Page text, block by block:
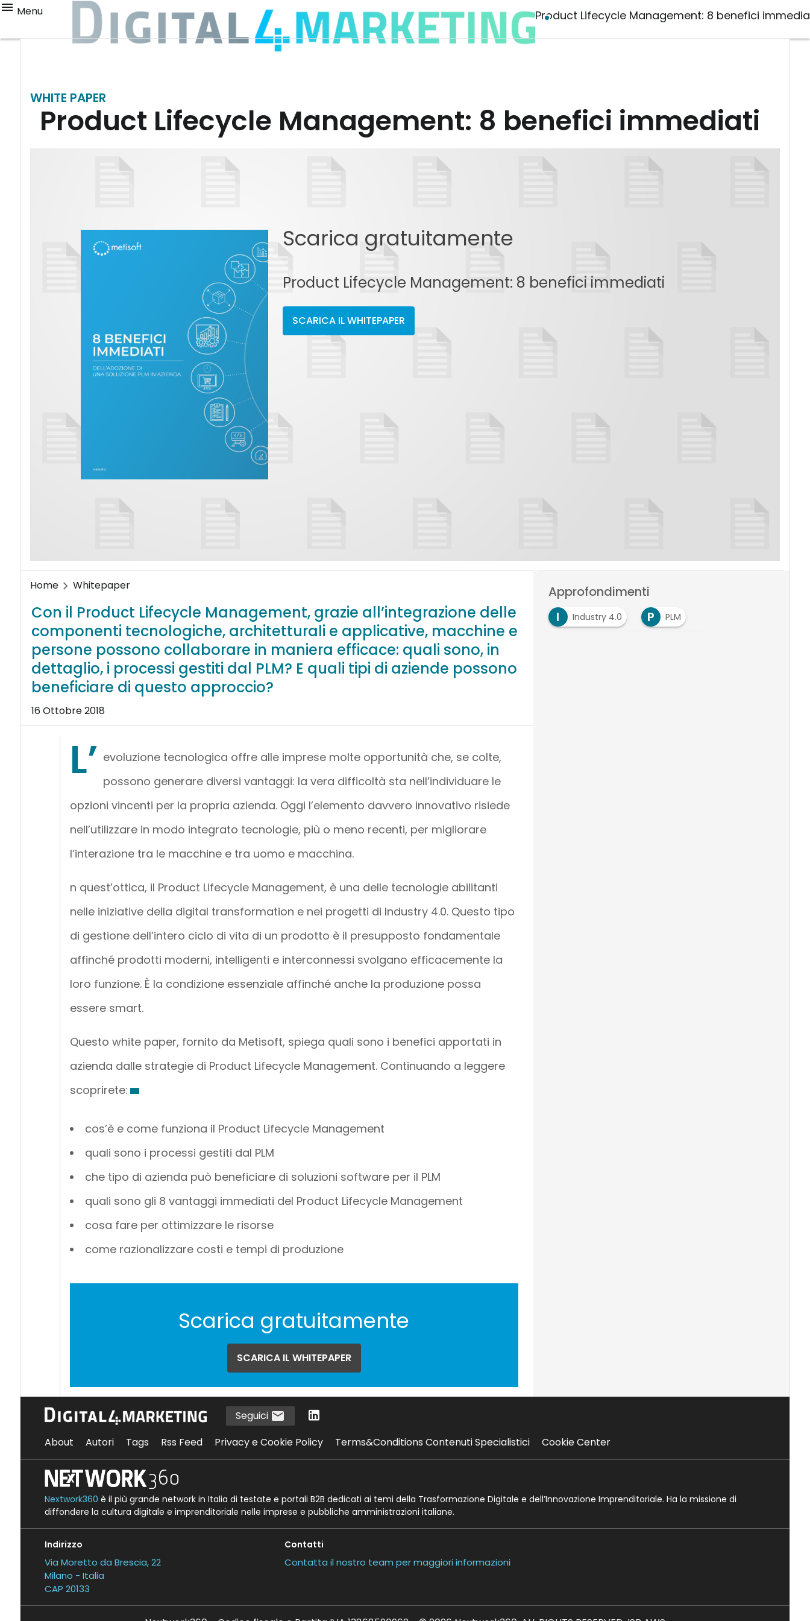
Menu Product Lifecycle Management: 8 benefici
WHITE PAPER
Product Lifecycle Management: 8 benefici immediati
Scarica gratuitamente
Product Lifecycle Management: 8 benefici immediati
SCARICA IL WHITEPAPER
Home Whitepaper
Con il Product Lifecycle Management, grazie all’integrazione delle
componenti tecnologiche, architetturali e applicative, macchine e
persone possono collaborare in maniera efficace: quali sono, in
dettaglio, i processi gestiti dal PLM? E quali tipi di aziende possono
beneficiare di questo approccio?
16 Ottobre 2018
L’ evoluzione tecnologica offre alle imprese molte opportunità che, se colte,
possono generare diversi vantaggi: la vera difficoltà sta nell’individuare le
opzioni vincenti per la propria azienda. Oggi l’elemento davvero innovativo risiede
nell’utilizzare in modo integrato tecnologie, più o meno recenti, per migliorare
l’interazione tra le macchine e tra uomo e macchina.
n quest’ottica, il Product Lifecycle Management, è una delle tecnologie abilitanti
nelle iniziative della digital transformation e nei progetti di Industry 4.0. Questo tipo
di gestione dell’intero ciclo di vita di un prodotto è il presupposto fondamentale
affinché prodotti moderni, intelligenti e interconnessi svolgano efficacemente la
loro funzione. È la condizione essenziale affinché anche la produzione possa
essere smart.
Questo white paper, fornito da Metisoft, spiega quali sono i benefici apportati in
azienda dalle strategie di Product Lifecycle Management. Continuando a leggere
scoprirete:
cos’è e come funziona il Product Lifecycle Management
quali sono i processi gestiti dal PLM
che tipo di azienda può beneficiare di soluzioni software per il PLM
quali sono gli 8 vantaggi immediati del Product Lifecycle Management
cosa fare per ottimizzare le risorse
come razionalizzare costi e tempi di produzione
Scarica gratuitamente
SCARICA IL WHITEPAPER
Approfondimenti
I
Industry 4.0 P PLM
Seguici
About
Autori Tags Rss Feed Privacy e Cookie Policy Terms&Conditions Contenuti Specialistici Cookie Center
Nextwork360 è il più grande network in Italia di testate e portali B2B dedicati ai temi della Trasformazione Digitale e dell’Innovazione Imprenditoriale. Ha la missione di
diffondere la cultura digitale e imprenditoriale nelle imprese e pubbliche amministrazioni italiane.
Indirizzo
Via Moretto da Brescia, 22
Milano - Italia
CAP 20133
Contatti
Contatta il nostro team per maggiori informazioni